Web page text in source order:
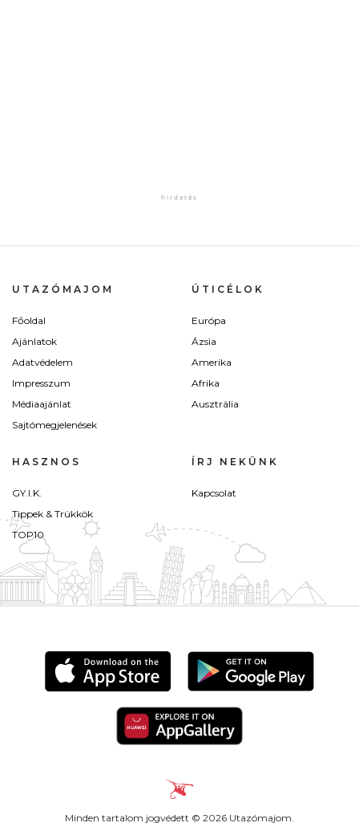
UTAZÓMAJOM
Főoldal
Ajánlatok
Adatvédelem
Impresszum
Médiaajánlat
Sajtómegjelenések
ÚTICÉLOK
Európa
Ázsia
Amerika
Afrika
Ausztrália
HASZNOS
GY.I.K.
Tippek & Trükkök
TOP10
ÍRJ NEKÜNK
Kapcsolat
Minden tartalom jogvédett © 2026 Utazómajom.